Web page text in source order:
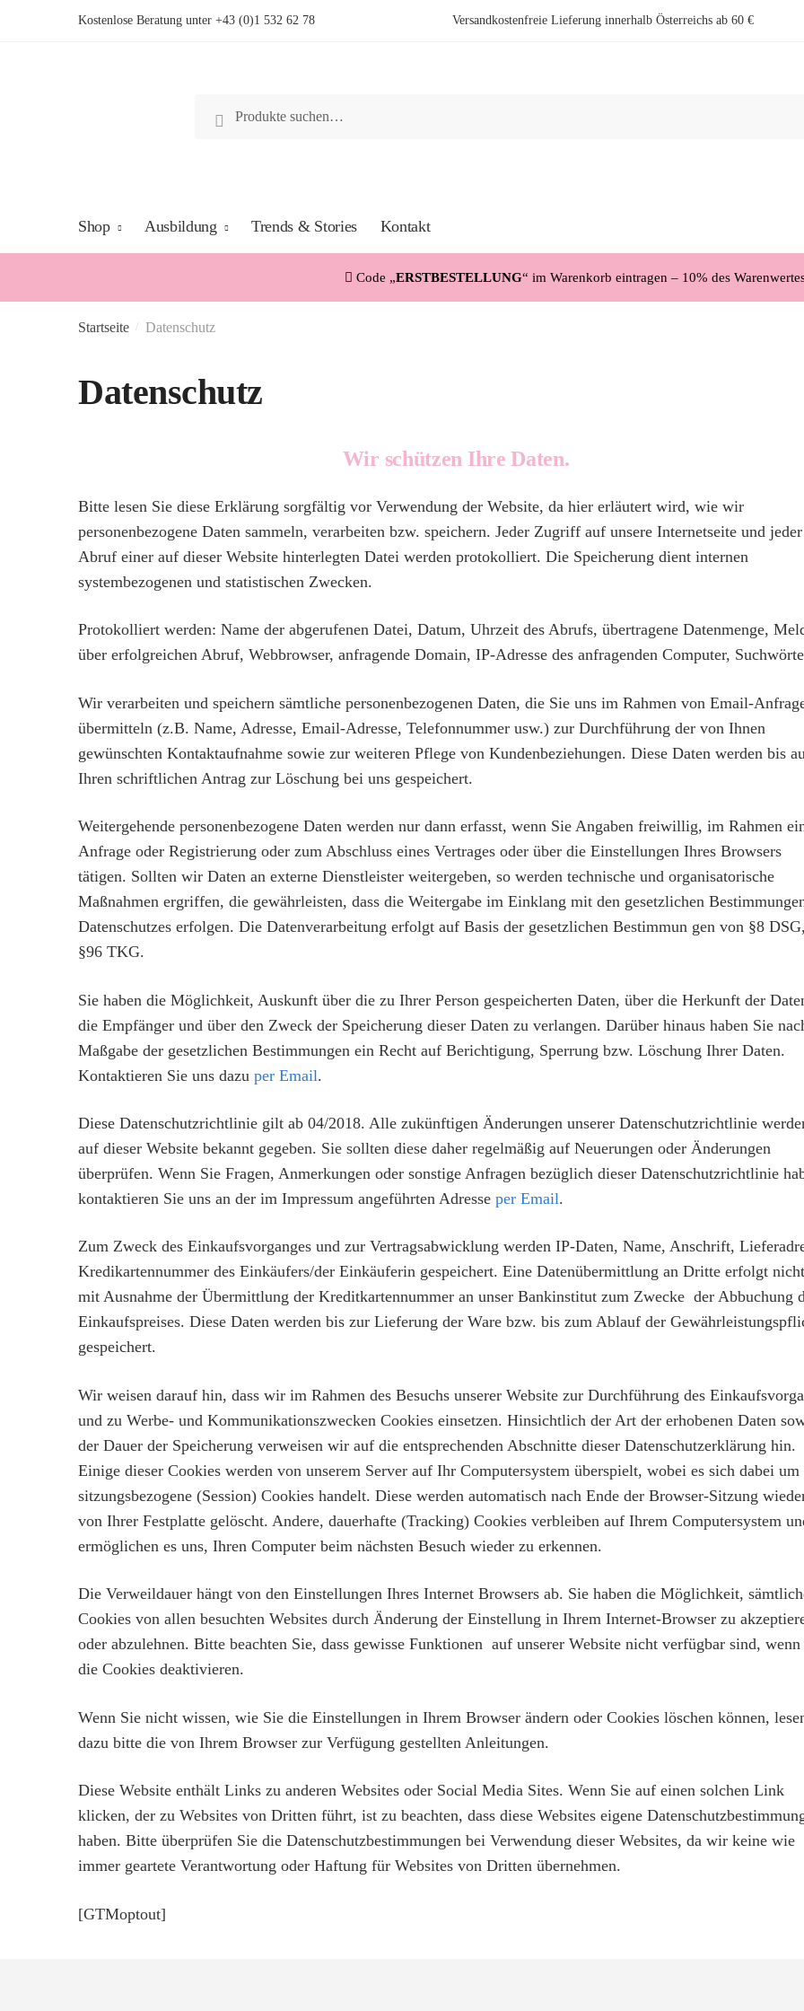
Kostenlose Beratung unter +43 (0)1 532 62 78 Versandkostenfreie Lieferung innerhalb Österreichs ab 60 €
nach:
Suche
Shop Ausbildung Trends & Stories Kontakt
Code „ERSTBESTELLUNG“ im Warenkorb eintragen – 10% des
Startseite / Datenschutz
Datenschutz
Wir schützen Ihre Daten.
Bitte lesen Sie diese Erklärung sorgfältig vor Verwendung der Website, da hier erläutert wird, wie wir
personenbezogene Daten sammeln, verarbeiten bzw. speichern. Jeder Zugriff auf unsere Internetseite und jeder
Abruf einer auf dieser Website hinterlegten Datei werden protokolliert. Die Speicherung dient internen
systembezogenen und statistischen Zwecken.
Protokolliert werden: Name der abgerufenen Datei, Datum, Uhrzeit des Abrufs, übertragene Datenmenge,
über erfolgreichen Abruf, Webbrowser, anfragende Domain, IP-Adresse des anfragenden Computer,
Wir verarbeiten und speichern sämtliche personenbezogenen Daten, die Sie uns im Rahmen von Email-
übermitteln (z.B. Name, Adresse, Email-Adresse, Telefonnummer usw.) zur Durchführung der von Ihnen
gewünschten Kontaktaufnahme sowie zur weiteren Pflege von Kundenbeziehungen. Diese Daten werden bis
Ihren schriftlichen Antrag zur Löschung bei uns gespeichert.
Weitergehende personenbezogene Daten werden nur dann erfasst, wenn Sie Angaben freiwillig, im Rahmen
Anfrage oder Registrierung oder zum Abschluss eines Vertrages oder über die Einstellungen Ihres Browsers
tätigen. Sollten wir Daten an externe Dienstleister weitergeben, so werden technische und organisatorische
Maßnahmen ergriffen, die gewährleisten, dass die Weitergabe im Einklang mit den gesetzlichen
Datenschutzes erfolgen. Die Datenverarbeitung erfolgt auf Basis der gesetzlichen Bestimmun gen von §8 DSG,
§96 TKG.
Sie haben die Möglichkeit, Auskunft über die zu Ihrer Person gespeicherten Daten, über die Herkunft der
die Empfänger und über den Zweck der Speicherung dieser Daten zu verlangen. Darüber hinaus haben Sie
Maßgabe der gesetzlichen Bestimmungen ein Recht auf Berichtigung, Sperrung bzw. Löschung Ihrer Daten.
Kontaktieren Sie uns dazu per Email.
Diese Datenschutzrichtlinie gilt ab 04/2018. Alle zukünftigen Änderungen unserer Datenschutzrichtlinie
auf dieser Website bekannt gegeben. Sie sollten diese daher regelmäßig auf Neuerungen oder Änderungen
überprüfen. Wenn Sie Fragen, Anmerkungen oder sonstige Anfragen bezüglich dieser Datenschutzrichtlinie
kontaktieren Sie uns an der im Impressum angeführten Adresse per Email.
Zum Zweck des Einkaufsvorganges und zur Vertragsabwicklung werden IP-Daten, Name, Anschrift,
Kredikartennummer des Einkäufers/der Einkäuferin gespeichert. Eine Datenübermittlung an Dritte erfolgt
mit Ausnahme der Übermittlung der Kreditkartennummer an unser Bankinstitut zum Zwecke der Abbuchung
Einkaufspreises. Diese Daten werden bis zur Lieferung der Ware bzw. bis zum Ablauf der
gespeichert.
Wir weisen darauf hin, dass wir im Rahmen des Besuchs unserer Website zur Durchführung des
und zu Werbe- und Kommunikationszwecken Cookies einsetzen. Hinsichtlich der Art der erhobenen Daten
der Dauer der Speicherung verweisen wir auf die entsprechenden Abschnitte dieser Datenschutzerklärung hin.
Einige dieser Cookies werden von unserem Server auf Ihr Computersystem überspielt, wobei es sich dabei um
sitzungsbezogene (Session) Cookies handelt. Diese werden automatisch nach Ende der Browser-Sitzung
von Ihrer Festplatte gelöscht. Andere, dauerhafte (Tracking) Cookies verbleiben auf Ihrem Computersystem
ermöglichen es uns, Ihren Computer beim nächsten Besuch wieder zu erkennen.
Die Verweildauer hängt von den Einstellungen Ihres Internet Browsers ab. Sie haben die Möglichkeit,
Cookies von allen besuchten Websites durch Änderung der Einstellung in Ihrem Internet-Browser zu
oder abzulehnen. Bitte beachten Sie, dass gewisse Funktionen auf unserer Website nicht verfügbar sind, wenn
die Cookies deaktivieren.
Wenn Sie nicht wissen, wie Sie die Einstellungen in Ihrem Browser ändern oder Cookies löschen können,
dazu bitte die von Ihrem Browser zur Verfügung gestellten Anleitungen.
Diese Website enthält Links zu anderen Websites oder Social Media Sites. Wenn Sie auf einen solchen Link
klicken, der zu Websites von Dritten führt, ist zu beachten, dass diese Websites eigene
haben. Bitte überprüfen Sie die Datenschutzbestimmungen bei Verwendung dieser Websites, da wir keine wie
immer geartete Verantwortung oder Haftung für Websites von Dritten übernehmen.
[GTMoptout]